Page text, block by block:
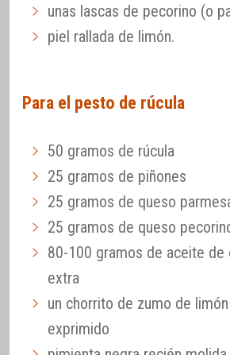
unas lascas de pecorino (o
piel rallada de limón.
Para el pesto de rúcula
50 gramos de rúcula
25 gramos de piñones
25 gramos de queso
25 gramos de queso
80-100 gramos de aceite de
extra
un chorrito de zumo de
exprimido